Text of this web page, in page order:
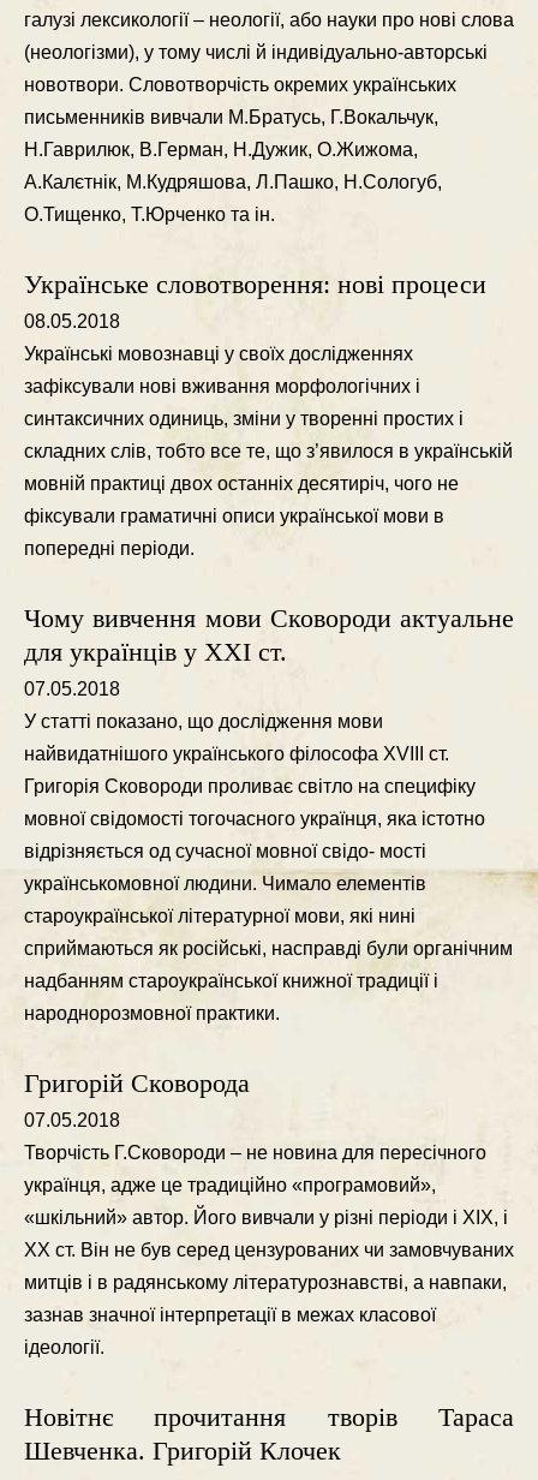
галузi лексикологiї – неологiї, або науки про новi слова
(неологiзми), у тому числi й iндивiдуально-авторськi
новотвори. Словотворчiсть окремих українських
письменникiв вивчали М.Братусь, Г.Вокальчук,
Н.Гаврилюк, В.Герман, Н.Дужик, О.Жижома,
А.Калєтнiк, М.Кудряшова, Л.Пашко, Н.Сологуб,
О.Тищенко, Т.Юрченко та iн.
Українське словотворення: нові процеси
08.05.2018
Українськi мовознавцi у своїх дослiдженнях
зафiксували новi вживання морфологiчних i
синтаксичних одиниць, змiни у твореннi простих i
складних слiв, тобто все те, що з’явилося в українськiй
мовнiй практицi двох останнiх десятирiч, чого не
фiксували граматичнi описи української мови в
попереднi перiоди.
Чому вивчення мови Сковороди актуальне
для українців у ХХІ ст.
07.05.2018
У статтi показано, що дослiдження мови
найвидатнiшого українського фiлософа XVIII ст.
Григорiя Сковороди проливає свiтло на специфiку
мовної свiдомостi тогочасного українця, яка iстотно
вiдрiзняється од сучасної мовної свiдо- мостi
українськомовної людини. Чимало елементiв
староукраїнської лiтературної мови, якi нинi
сприймаються як росiйськi, насправдi були органiчним
надбанням староукраїнської книжної традицiї i
народнорозмовної практики.
Григорій Сковорода
07.05.2018
Творчiсть Г.Сковороди – не новина для пересiчного
українця, адже це традицiйно «програмовий»,
«шкiльний» автор. Його вивчали у рiзнi перiоди i ХІХ, i
ХХ ст. Вiн не був серед цензурованих чи замовчуваних
митцiв i в радянському лiтературознавствi, а навпаки,
зазнав значної iнтерпретацiї в межах класової
iдеологiї.
Новітнє прочитання творів Тараса
Шевченка. Григорій Клочек